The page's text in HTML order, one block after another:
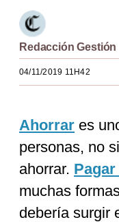
Redacción Gestión
04/11/2019 11H42
Ahorrar es
personas, no
ahorrar.
muchas
debería surgir